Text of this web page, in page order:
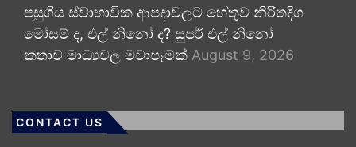
පසුගිය ස්වාභාවික ආපදාවලට හේතුව නිරිතදිග
මෝසම් ද, එල් නිනෝ ද? සුපර් එල් නිනෝ
කතාව මාධ්‍යවල මවාපෑමක් August 9, 2026
CONTACT US